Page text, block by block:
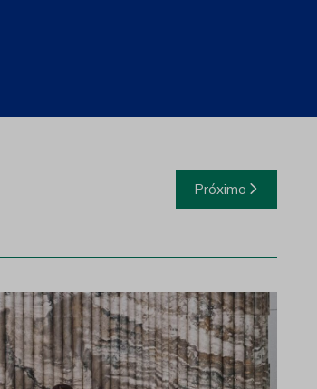
Trabalho e Meio Ambiente na
definitiva dos direitos de
Próximo